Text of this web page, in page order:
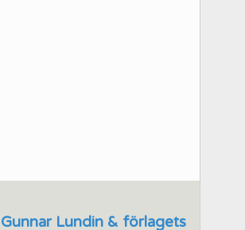
Lundin & förlagets